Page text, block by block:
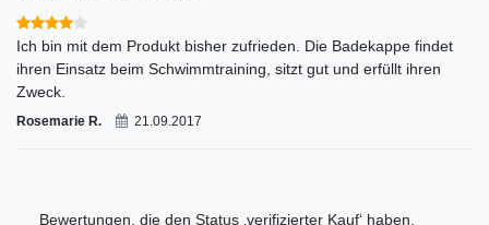
Ich bin mit dem Produkt bisher zufrieden. Die Badekappe findet
ihren Einsatz beim Schwimmtraining, sitzt gut und erfüllt ihren
Zweck.
Rosemarie R. 21.09.2017
Bewertungen, die den Status ‚verifizierter Kauf‘ haben,